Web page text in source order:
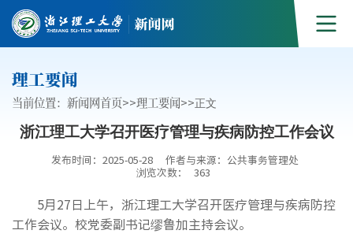
理工要闻
当前位置： 新闻网首页>>理工要闻>>正文
浙江理工大学召开医疗管理与疾病防控工作会议
发布时间：2025-05-28
作者与来源：公共事务管理处
浏览次数：
363
5月27日上午，浙江理工大学召开医疗管理与疾病防控
工作会议。校党委副书记缪鲁加主持会议。